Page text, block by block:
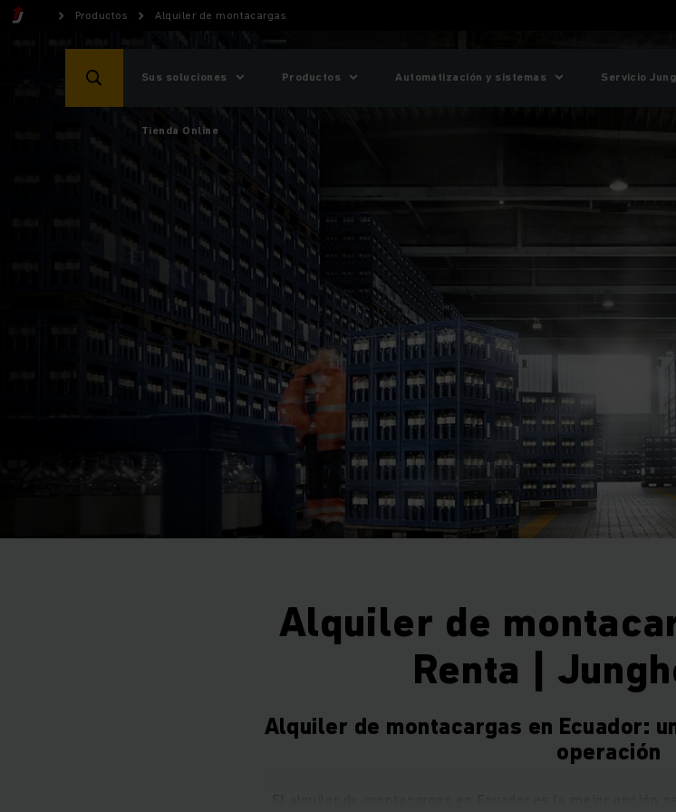
Productos Alquiler de montacargas
Sus soluciones Productos Automatización y sistemas Servicio
Tienda Online
Alquiler de
Renta |
Alquiler de montacargas en Ecuador:
operación